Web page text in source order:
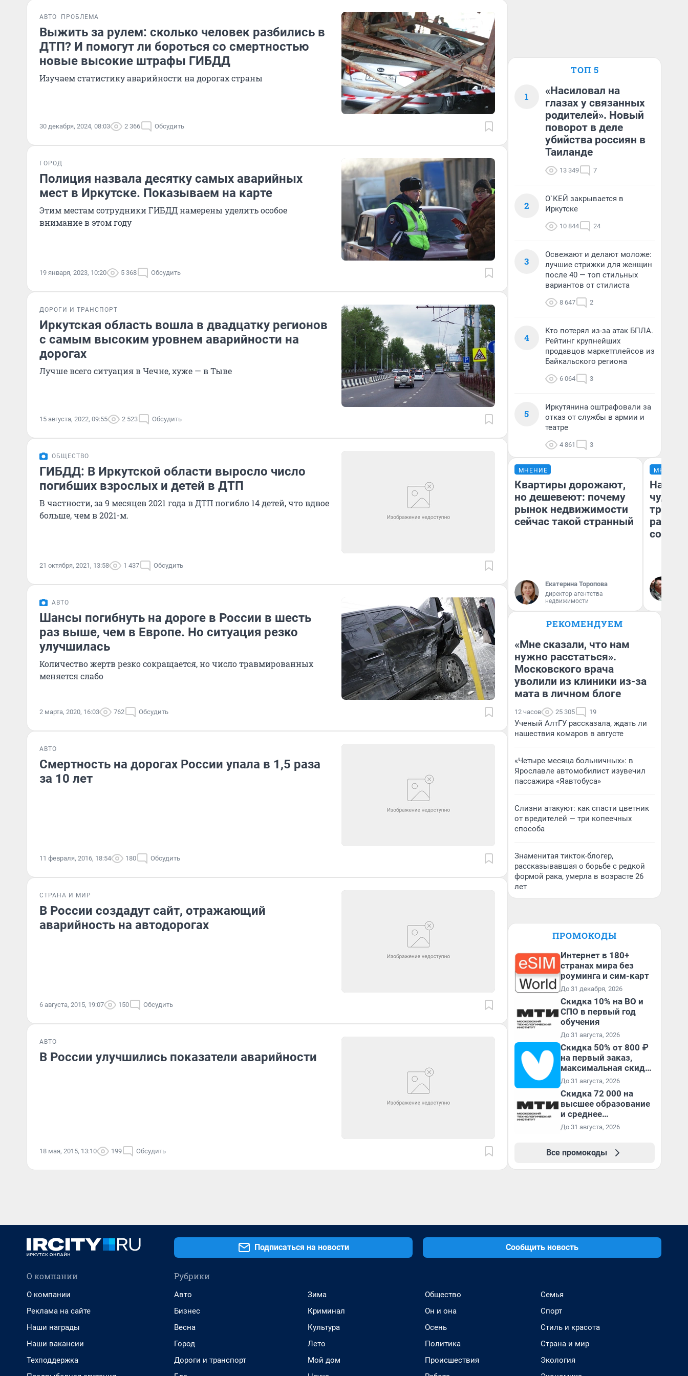
АВТО ПРОБЛЕМА
Выжить за рулем: сколько человек разбились в
ДТП? И помогут ли бороться со смертностью
новые высокие штрафы ГИБДД
Изучаем статистику аварийности на дорогах страны
30 декабря, 2024, 08:03 2 366 Обсудить
ГОРОД
Полиция назвала десятку самых аварийных
мест в Иркутске. Показываем на карте
Этим местам сотрудники ГИБДД намерены уделить особое
внимание в этом году
19 января, 2023, 10:20 5 368 Обсудить
ДОРОГИ И ТРАНСПОРТ
Иркутская область вошла в двадцатку регионов
с самым высоким уровнем аварийности на
дорогах
Лучше всего ситуация в Чечне, хуже — в Тыве
15 августа, 2022, 09:55 2 523 Обсудить
ОБЩЕСТВО
ГИБДД: В Иркутской области выросло число
погибших взрослых и детей в ДТП
В частности, за 9 месяцев 2021 года в ДТП погибло 14 детей, что вдвое
больше, чем в 2021-м.
21 октября, 2021, 13:58 1 437 Обсудить
АВТО
Шансы погибнуть на дороге в России в шесть
раз выше, чем в Европе. Но ситуация резко
улучшилась
Количество жертв резко сокращается, но число травмированных
меняется слабо
2 марта, 2020, 16:03 762 Обсудить
АВТО
Смертность на дорогах России упала в 1,5 раза
за 10 лет
11 февраля, 2016, 18:54 180 Обсудить
СТРАНА И МИР
В России создадут сайт, отражающий
аварийность на автодорогах
6 августа, 2015, 19:07 150 Обсудить
АВТО
В России улучшились показатели аварийности
18 мая, 2015, 13:10 199 Обсудить
ТОП 5
1
«Насиловал на
глазах у связанных
родителей». Новый
поворот в деле
убийства россиян в
Таиланде
13 349 7
2
О`КЕЙ закрывается в
Иркутске
10 844 24
3
Освежают и делают моложе:
лучшие стрижки для женщин
после 40 — топ стильных
вариантов от стилиста
8 647 2
4
Кто потерял из-за атак БПЛА.
Рейтинг крупнейших
продавцов маркетплейсов из
Байкальского региона
6 064 3
5
Иркутянина оштрафовали за
отказ от службы в армии и
театре
4 861 3
МНЕНИЕ
Квартиры дорожают,
но дешевеют: почему
рынок недвижимости
сейчас такой странный
Екатерина Торопова
директор агентства
недвижимости
МНЕНИЕ
чудом
РЕКОМЕНДУЕМ
«Мне сказали, что нам
нужно расстаться».
Московского врача
уволили из клиники из-за
мата в личном блоге
12 часов 25 305 19
Ученый АлтГУ рассказала, ждать ли
нашествия комаров в августе
«Четыре месяца больничных»: в
Ярославле автомобилист изувечил
пассажира «Яавтобуса»
Слизни атакуют: как спасти цветник
от вредителей — три копеечных
способа
Знаменитая тикток-блогер,
рассказывавшая о борьбе с редкой
формой рака, умерла в возрасте 26
лет
ПРОМОКОДЫ
Интернет в 180+
странах мира без
роуминга и сим-карт
До 31 декабря, 2026
Скидка 10% на ВО и
СПО в первый год
обучения
До 31 августа, 2026
Скидка 50% от 800 ₽
на первый заказ,
максимальная скидка
600 ₽
До 31 августа, 2026
Скидка 72 000 на
высшее образование
и среднее
специальное
До 31 августа, 2026
Все промокоды
Подписаться на новости Сообщить новость
О компании
О компании
Реклама на сайте
Наши награды
Наши вакансии
Техподдержка
Рубрики
Авто
Бизнес
Весна
Город
Дороги и транспорт
Зима
Криминал
Культура
Лето
Мой дом
Общество
Он и она
Осень
Политика
Происшествия
Семья
Спорт
Стиль и красота
Страна и мир
Экология